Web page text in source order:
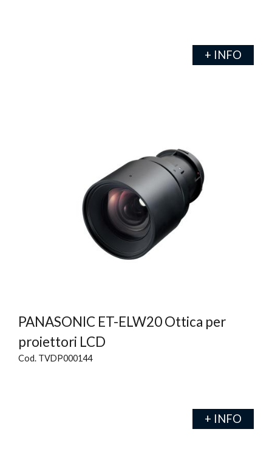
+ INFO
PANASONIC ET-ELW20 Ottica per
proiettori LCD
Cod. TVDP000144
+ INFO